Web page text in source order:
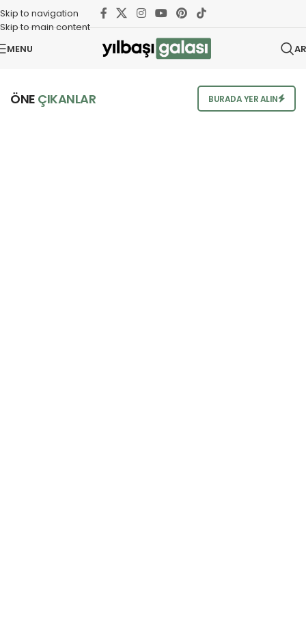
Skip to navigation
Skip to main content
MENU
ÖNE ÇIKANLAR BURADA YER ALIN